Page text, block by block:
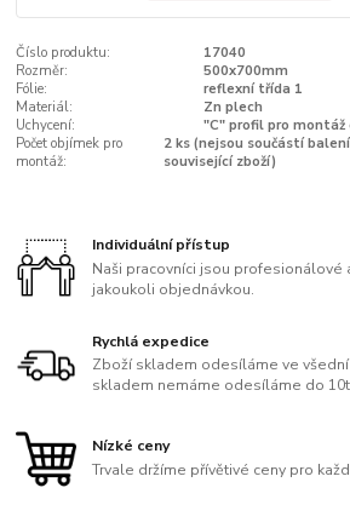
Číslo produktu:
17040
Rozměr:
500x700mm
Fólie:
reflexní třída 1
Materiál:
Zn plech
Uchycení:
"C" profil pro montáž
Počet objímek pro
montáž:
2 ks (nejsou součástí
související zboží)
Individuální přístup
Naši pracovníci jsou profesionálové
jakoukoli objednávkou.
Rychlá expedice
Zboží skladem odesíláme ve
skladem nemáme odesíláme do
Nízké ceny
Trvale držíme přívětivé ceny pro